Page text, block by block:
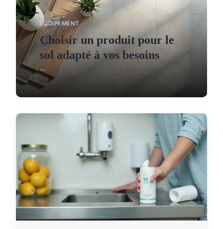
ÉQUIPEMENT
Choisir un produit pour le
sol adapté à vos besoins
...